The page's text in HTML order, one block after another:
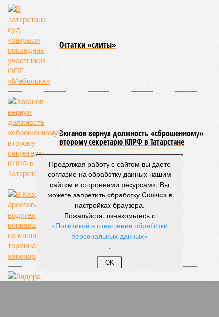
Остатки «слиты»
Зюганов вернул должность «сброшенному»
второму секретарю КПРФ в Татарстане
Герой боевика
Продолжая работу с сайтом вы даете
согласие на обработку данных нашим
сайтом и сторонними ресурсами. Вы
можете запретить обработку Cookies в
настройках браузера.
Пожалуйста, ознакомьтесь с
«Политикой в отношении обработки
персональных данных»
.
OK